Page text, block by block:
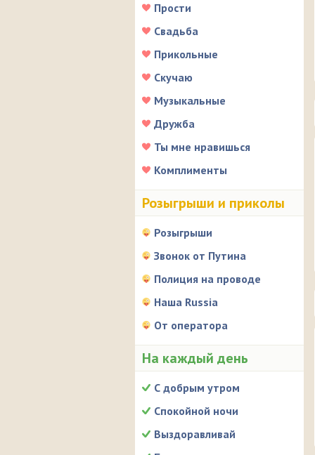
Прости
Свадьба
Прикольные
Скучаю
Музыкальные
Дружба
Ты мне нравишься
Комплименты
Розыгрыши и приколы
Розыгрыши
Звонок от Путина
Полиция на проводе
Наша Russia
От оператора
На каждый день
С добрым утром
Спокойной ночи
Выздоравливай